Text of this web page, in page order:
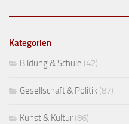
Kategorien
Bildung & Schule (42)
Gesellschaft & Politik (87)
Kunst & Kultur (86)